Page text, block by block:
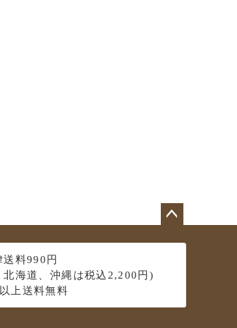
送料990円
北海道、沖縄は税込2,200円)
上送料無料